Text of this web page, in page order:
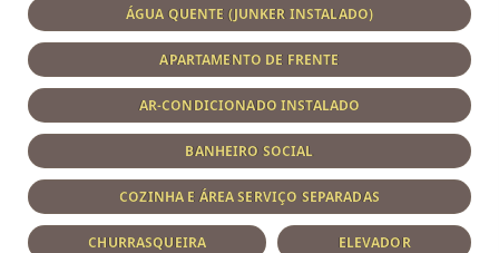
ÁGUA QUENTE (JUNKER INSTALADO)
APARTAMENTO DE FRENTE
AR-CONDICIONADO INSTALADO
BANHEIRO SOCIAL
COZINHA E ÁREA SERVIÇO SEPARADAS
CHURRASQUEIRA ELEVADOR